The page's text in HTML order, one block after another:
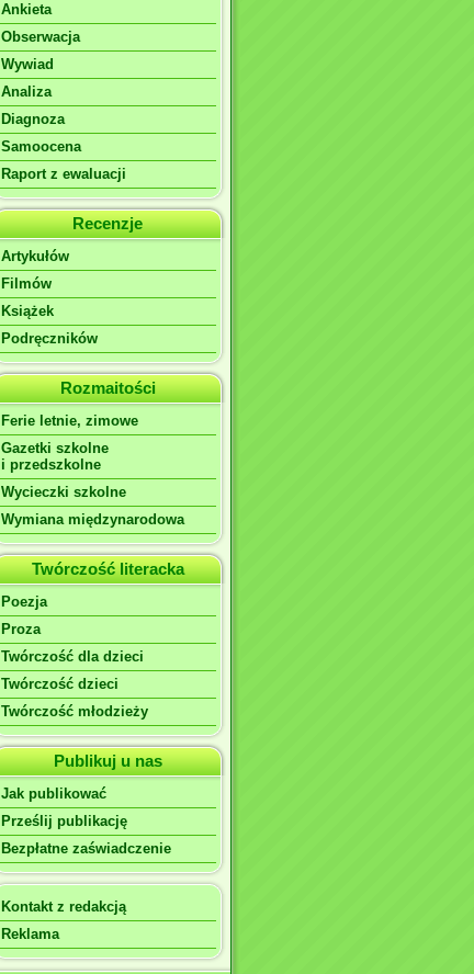
Ankieta
Obserwacja
Wywiad
Analiza
Diagnoza
Samoocena
Raport z ewaluacji
Recenzje
Artykułów
Filmów
Książek
Podręczników
Rozmaitości
Ferie letnie, zimowe
Gazetki szkolne
i przedszkolne
Wycieczki szkolne
Wymiana międzynarodowa
Twórczość literacka
Poezja
Proza
Twórczość dla dzieci
Twórczość dzieci
Twórczość młodzieży
Publikuj u nas
Jak publikować
Prześlij publikację
Bezpłatne zaświadczenie
Kontakt z redakcją
Reklama